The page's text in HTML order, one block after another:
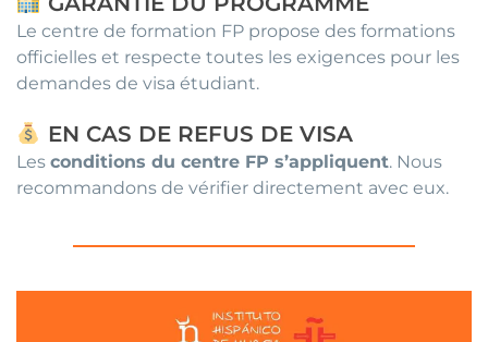
Le centre de formation FP propose des formations
officielles et respecte toutes les exigences pour les
demandes de visa étudiant.
EN CAS DE REFUS DE VISA
Les conditions du centre FP s’appliquent. Nous
recommandons de vérifier directement avec eux.